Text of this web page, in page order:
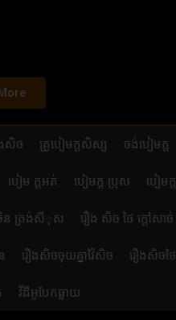
ងសិច គ្រូបៀមក្ដសិស្ស ចង់បៀមក្ដ
បៀម ក្ដអត់ បៀមក្ដ ប្រុស បៀមក្
ន ត្រង់សីុស រឿង សិច ថៃ ក្តៅសាច់
រឿងសិចចុយគ្នាវ៉ៃសិច រឿងសិចថៃ
វីដីអូបែកធ្លាយ